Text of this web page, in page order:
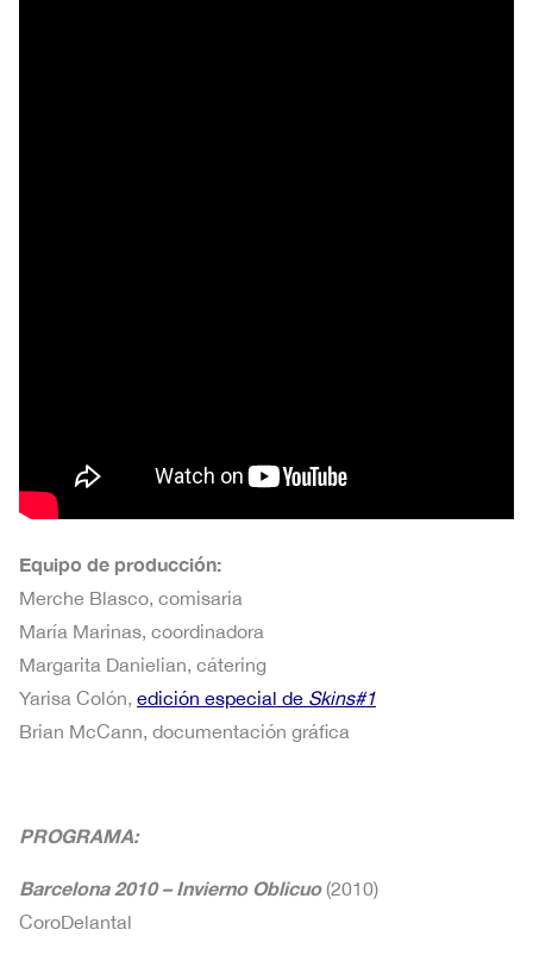
Equipo de producción:
Merche Blasco, comisaria
María Marinas, coordinadora
Margarita Danielian, cátering
Yarisa Colón, edición especial de Skins#1
Brian McCann, documentación gráfica
PROGRAMA:
Barcelona 2010 – Invierno Oblicuo (2010)
CoroDelantal